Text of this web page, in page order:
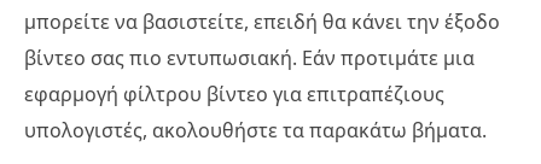
μπορείτε να βασιστείτε, επειδή θα κάνει την έξοδο
βίντεο σας πιο εντυπωσιακή. Εάν προτιμάτε μια
εφαρμογή φίλτρου βίντεο για επιτραπέζιους
υπολογιστές, ακολουθήστε τα παρακάτω βήματα.